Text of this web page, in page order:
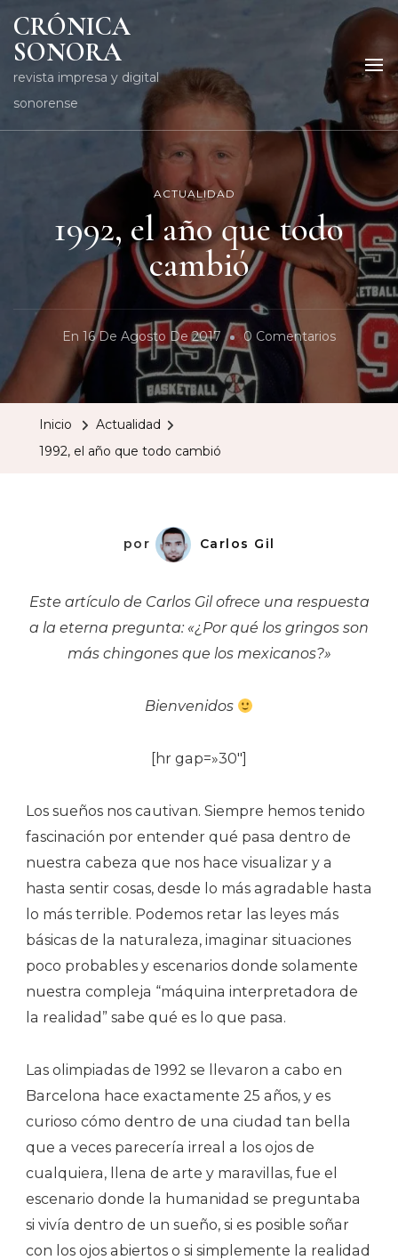
CRÓNICA
SONORA
revista impresa y digital
sonorense
ACTUALIDAD
1992, el año que todo
cambió
En 16 De Agosto De 2017 0 ComentariosEn
1992,
Inicio
Actualidad
1992, el año que todo cambió
por Carlos Gil
Este artículo de Carlos Gil ofrece una respuesta
a la eterna pregunta: «¿Por qué los gringos son
más chingones que los mexicanos?»
Bienvenidos
[hr gap=»30″]
Los sueños nos cautivan. Siempre hemos tenido
fascinación por entender qué pasa dentro de
nuestra cabeza que nos hace visualizar y a
hasta sentir cosas, desde lo más agradable hasta
lo más terrible. Podemos retar las leyes más
básicas de la naturaleza, imaginar situaciones
poco probables y escenarios donde solamente
nuestra compleja “máquina interpretadora de
la realidad” sabe qué es lo que pasa.
Las olimpiadas de 1992 se llevaron a cabo en
Barcelona hace exactamente 25 años, y es
curioso cómo dentro de una ciudad tan bella
que a veces parecería irreal a los ojos de
cualquiera, llena de arte y maravillas, fue el
escenario donde la humanidad se preguntaba
si vivía dentro de un sueño, si es posible soñar
con los ojos abiertos o si simplemente la realidad